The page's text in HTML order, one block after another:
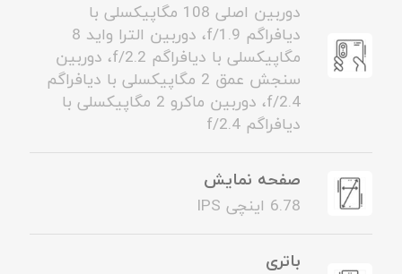
دوربین اصلی 108 مگاپیکسلی با
دیافراگم f/1.9، دوربین الترا واید 8
مگاپیکسلی با دیافراگم f/2.2، دوربین
سنجش عمق 2 مگاپیکسلی با دیافراگم
f/2.4، دوربین ماکرو 2 مگاپیکسلی با
دیافراگم f/2.4
صفحه نمایش
6.78 اینچی IPS
باتری